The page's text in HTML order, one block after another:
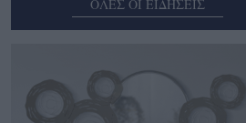
08/08/2026 08:30
Κύπελλο Ελλάδας: Καλαμάτα
08/08/2026 08:15
Ο καιρός σήμερα Σάββατο στην
Καλαμάτα
ΟΛΕΣ ΟΙ ΕΙΔΗΣΕΙΣ